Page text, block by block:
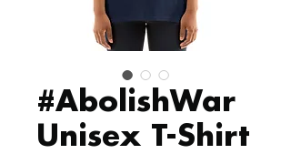
#AbolishWar
Unisex T-Shirt